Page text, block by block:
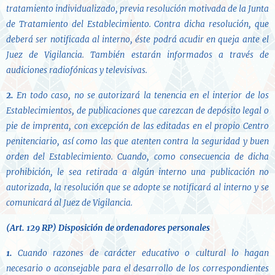
tratamiento individualizado, previa resolución motivada de la Junta
de Tratamiento del Establecimiento. Contra dicha resolución, que
deberá ser notificada al interno, éste podrá acudir en queja ante el
Juez de Vigilancia. También estarán informados a través de
audiciones radiofónicas y televisivas.
2. En todo caso, no se autorizará la tenencia en el interior de los
Establecimientos, de publicaciones que carezcan de depósito legal o
pie de imprenta, con excepción de las editadas en el propio Centro
penitenciario, así como las que atenten contra la seguridad y buen
orden del Establecimiento. Cuando, como consecuencia de dicha
prohibición, le sea retirada a algún interno una publicación no
autorizada, la resolución que se adopte se notificará al interno y se
comunicará al Juez de Vigilancia.
(Art. 129 RP) Disposición de ordenadores personales
1. Cuando razones de carácter educativo o cultural lo hagan
necesario o aconsejable para el desarrollo de los correspondientes